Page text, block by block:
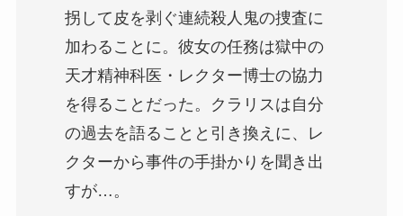
拐して皮を剥ぐ連続殺人鬼の捜査に
加わることに。彼女の任務は獄中の
天才精神科医・レクター博士の協力
を得ることだった。クラリスは自分
の過去を語ることと引き換えに、レ
クターから事件の手掛かりを聞き出
すが…。